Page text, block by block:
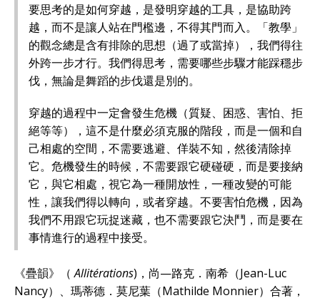
要思考的是如何穿越，是發明穿越的工具，是協助跨
越，而不是讓人站在門檻邊，不得其門而入。「教學」
的觀念總是含有排除的思想（過了或當掉），我們得往
外跨一步才行。我們得思考，需要哪些步驟才能踩穩步
伐，無論是舞蹈的步伐還是別的。
穿越的過程中一定會發生危機（質疑、困惑、害怕、拒
絕等等），這不是什麼必須克服的階段，而是一個和自
己相處的空間，不需要逃避、佯裝不知，然後清除掉
它。危機發生的時候，不需要跟它硬碰硬，而是要接納
它，與它相處，視它為一種開放性，一種改變的可能
性，讓我們得以轉向，或者穿越。不要害怕危機，因為
我們不用跟它玩捉迷藏，也不需要跟它決鬥，而是要在
事情進行的過程中接受。
《疊韻》（Allitérations)，尚—路克．南希（Jean-Luc
Nancy）、瑪蒂德．莫尼葉（Mathilde Monnier）合著，